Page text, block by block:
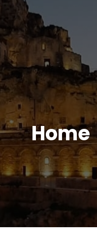
Home